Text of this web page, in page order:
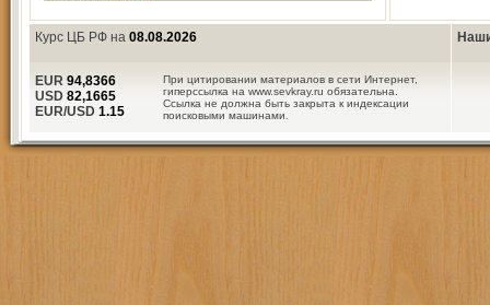
Курс ЦБ РФ на 08.08.2026
При цитировании материалов в сети Интернет,
гиперссылка на www.sevkray.ru обязательна.
Ссылка не должна быть закрыта к индексации
поисковыми машинами.
EUR 94,8366
USD 82,1665
EUR/USD 1.15